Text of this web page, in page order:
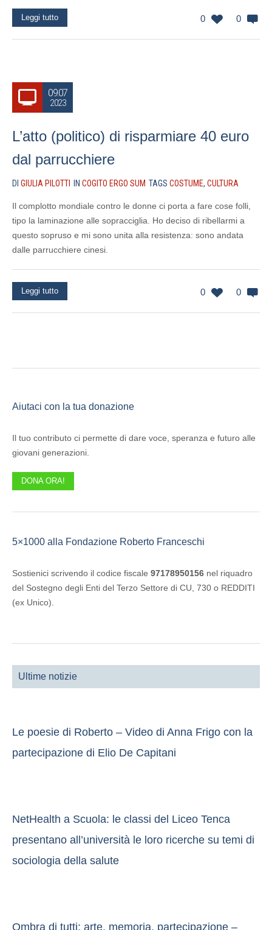
0 0
Leggi tutto
09.07
2023
L’atto (politico) di risparmiare 40 euro
dal parrucchiere
DI GIULIA PILOTTI IN COGITO ERGO SUM TAGS COSTUME, CULTURA
Il complotto mondiale contro le donne ci porta a fare cose folli,
tipo la laminazione alle sopracciglia. Ho deciso di ribellarmi a
questo sopruso e mi sono unita alla resistenza: sono andata
dalle parrucchiere cinesi.
0 0
Leggi tutto
Aiutaci con la tua donazione
Il tuo contributo ci permette di dare voce, speranza e futuro alle
giovani generazioni.
DONA ORA!
5×1000 alla Fondazione Roberto Franceschi
Sostienici scrivendo il codice fiscale 97178950156 nel riquadro
del Sostegno degli Enti del Terzo Settore di CU, 730 o REDDITI
(ex Unico).
Ultime notizie
Le poesie di Roberto – Video di Anna Frigo con la
partecipazione di Elio De Capitani
NetHealth a Scuola: le classi del Liceo Tenca
presentano all’università le loro ricerche su temi di
sociologia della salute
Ombra di tutti: arte, memoria, partecipazione –